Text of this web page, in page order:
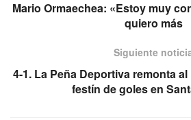
Mario Ormaechea: «Estoy muy
quiero más
Siguiente
4-1. La Peña Deportiva remonta
festín de goles en